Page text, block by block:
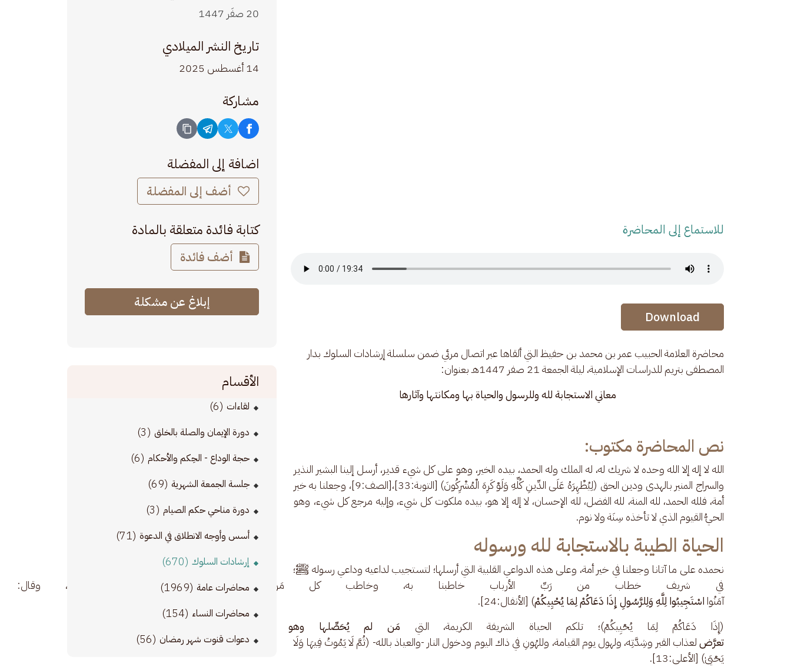
للاستماع إلى المحاضرة
Audio Stream
Audio Stream
Download
محاضرة العلامة الحبيب عمر بن محمد بن حفيظ التي ألقاها عبر اتصال مرئي ضمن سلسلة إرشادات السلوك بدار
المصطفى بتريم للدراسات الإسلامية، ليلة الجمعة 21 صفر 1447هـ بعنوان:
معاني الاستجابة لله وللرسول والحياة بها ومكانتها وآثارها
نص المحاضرة مكتوب:
الله لا إله إلا الله وحده لا شريك له، له الملك وله الحمد، بيده الخير، وهو على كل شيء قدير، أرسل إلينا البشير النذير
والسراج المنير بالهدى ودين الحق (لِيُظْهِرَهُ عَلَى الدِّينِ كُلِّهِ وَلَوْ كَرِهَ الْمُشْرِكُونَ) [التوبة:33]،[الصف:9]، وجعلنا به خير
أمة، فلله الحمد، لله المنة، لله الفضل، لله الإحسان، لا إله إلا هو، بيده ملكوت كل شيء، وإليه مرجع كل شيء، وهو
الحيُّ القيوم الذي لا تأخذه سِنَة ولا نوم.
الحياة الطيبة بالاستجابة لله ورسوله
نحمده على ما آتانا وجعلنا في خير أمة، وعلى هذه الدواعي القلبية التي أرسلها؛ لتستجيب لداعيه وداعي رسوله ﷺ؛
في شريف خطاب من رَبِّ الأرباب خاطبنا به، وخاطب كل مَن أُكرِم بنور الإيمان في قلبه، وقال:
آمَنُوا اسْتَجِيبُوا لِلَّهِ وَلِلرَّسُولِ إِذَا دَعَاكُمْ لِمَا يُحْيِيكُمْ) [الأنفال:24].
(إِذَا دَعَاكُمْ لِمَا يُحْيِيكُمْ)؛ تلكم الحياة الشريفة الكريمة، التي مَن لم يُحَصِّلها وهو في أيام التكليف في أيام الدنيا،
تعرَّض لعذاب القبر وشِدَّتِه، ولهول يوم القيامة، وللهُونِ في ذاك اليوم ودخول النار -والعياذ بالله- (ثُمَّ لَا يَمُوتُ فِيهَا وَلَا
يَحْيَىٰ) [الأعلى:13].
20 صفَر 1447
تاريخ النشر الميلادي
14 أغسطس 2025
مشاركة
اضافة إلى المفضلة
أضف إلى المفضلة
كتابة فائدة متعلقة بالمادة
أضف فائدة
إبلاغ عن مشكلة
الأقسام
لقاءات (6)
دورة الإيمان والصلة بالخلق (3)
حجة الوداع - الحِكم والأحكام (6)
جلسة الجمعة الشهرية (69)
دورة مناحي حكم الصيام (3)
أسس وأوجه الانطلاق في الدعوة (71)
إرشادات السلوك (670)
محاضرات عامة (1969)
محاضرات النساء (154)
دعوات قنوت شهر رمضان (56)